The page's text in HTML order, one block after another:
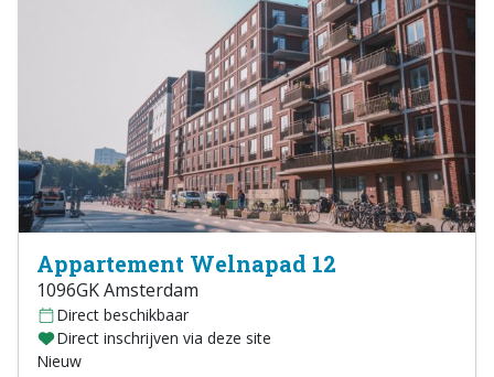
Appartement Welnapad 12
1096GK Amsterdam
Direct beschikbaar
Direct inschrijven via deze site
Nieuw